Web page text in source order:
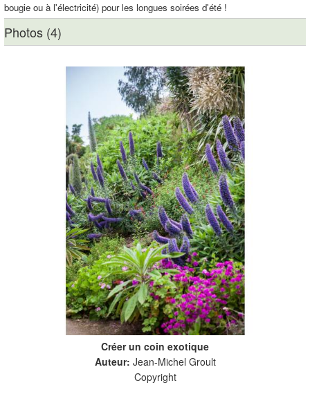
bougie ou à l'électricité) pour les longues soirées d'été !
Photos (4)
Créer un coin exotique
Auteur: Jean-Michel Groult
Copyright